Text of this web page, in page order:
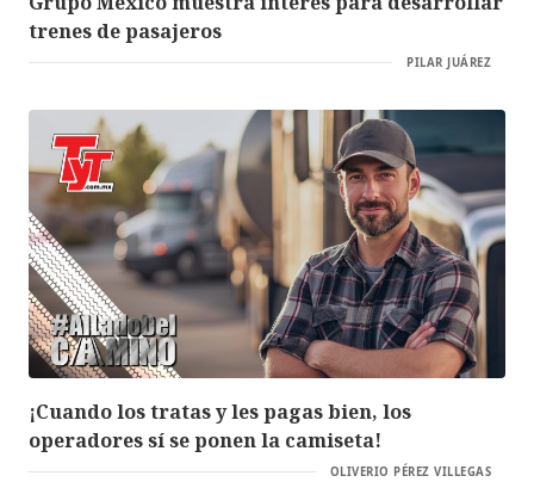
trenes de pasajeros
PILAR JUÁREZ
¡Cuando los tratas y les pagas bien, los
operadores sí se ponen la camiseta!
OLIVERIO PÉREZ VILLEGAS